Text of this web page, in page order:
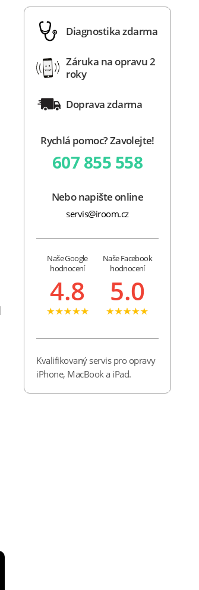
Diagnostika zdarma
Záruka na opravu 2
roky
Doprava zdarma
Rychlá pomoc? Zavolejte!
607 855 558
Nebo napište online
servis@iroom.cz
Naše Google
hodnocení
4.8
Naše Facebook
hodnocení
5.0
Kvalifikovaný servis pro opravy
iPhone, MacBook a iPad.